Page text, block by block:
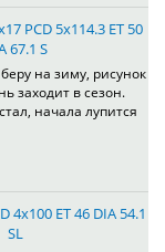
PCD 5x114.3 ET 50
67.1 S
на зиму, рисунок
заходит в сезон.
начала лупится
4x100 ET 46 DIA 54.1
SL